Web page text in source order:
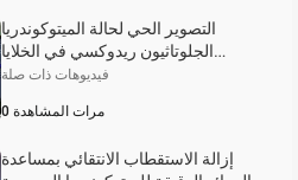
التصوير الحي لحالة الميتوكوندريا
الجلوتاثيون ريدوكسي في الخلايا
العصبية الأولية باستخدام مؤشر قياس
فيديوهات ذات صلة
0 مرات المشاهدة
إزالة الاستقطاب الانتقائي بمساعدة